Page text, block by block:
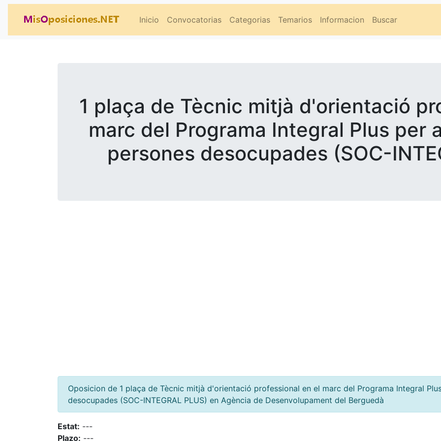
Inicio Convocatorias Categorias Temarios Informacion Buscar
1 plaça de Tècnic mitjà d'orientació
marc del Programa Integral Plus per
persones desocupades (SOC-
Oposicion de 1 plaça de Tècnic mitjà d'orientació professional en el marc del Programa Integral
desocupades (SOC-INTEGRAL PLUS) en Agència de Desenvolupament del Berguedà
Estat: ---
Plazo: ---